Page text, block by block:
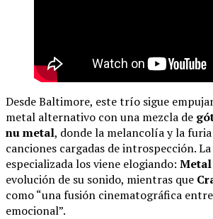
Desde Baltimore, este trío sigue
metal alternativo con una mezcla de
nu metal, donde la melancolía y la
canciones cargadas de introspección.
especializada los viene elogiando:
evolución de su sonido, mientras que
como “una fusión cinematográfica
emocional”.